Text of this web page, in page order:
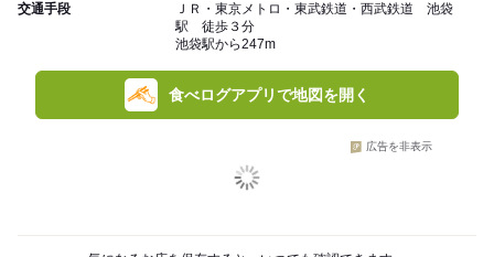
交通手段
ＪＲ・東京メトロ・東武鉄道・西武鉄道 池袋
駅 徒歩３分
池袋駅から247m
食べログアプリで地図を開く
広告を非表示